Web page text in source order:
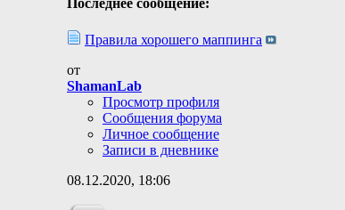
Последнее сообщение:
Правила хорошего маппинга
от
ShamanLab
Просмотр профиля
Сообщения форума
Личное сообщение
Записи в дневнике
08.12.2020, 18:06